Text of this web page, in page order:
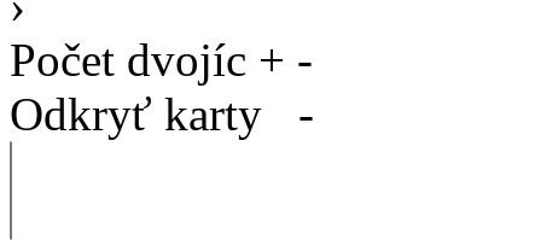
Počet dvojíc + -
Odkryť karty
-